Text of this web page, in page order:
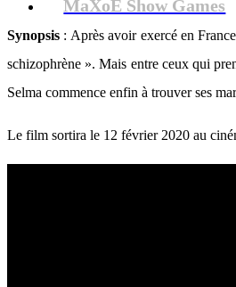
MaXoE Show Games
Synopsis : Après avoir exercé en
schizophrène ». Mais entre ceux qui
Selma commence enfin à trouver ses
Le film sortira le 12 février 2020 au